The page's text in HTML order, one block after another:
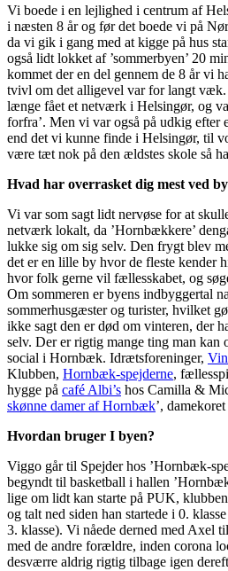
Vi boede i en lejlighed i centrum af
i næsten 8 år og før det boede vi på
da vi gik i gang med at kigge på hus
også lidt lokket af ’sommerbyen’ 20
kommet der en del gennem de 8 år vi
tvivl om det alligevel var for langt
længe fået et netværk i Helsingør, og
forfra’. Men vi var også på udkig efter
end det vi kunne finde i Helsingør, til
være tæt nok på den ældstes skole så
Hvad har overrasket dig mest ved
Vi var som sagt lidt nervøse for at
netværk lokalt, da ’Hornbækkere’
lukke sig om sig selv. Den frygt blev
det er en lille by hvor de fleste kender
hvor folk gerne vil fællesskabet, og
Om sommeren er byens indbyggertal
sommerhusgæster og turister, hvilket
ikke sagt den er død om vinteren, der
selv. Der er rigtig mange ting man kan
social i Hornbæk. Idrætsforeninger,
Klubben, Hornbæk-spejderne,
hygge på café Albi’s hos Camilla &
skønne damer af Hornbæk’,
Hvordan bruger I byen?
Viggo går til Spejder hos ’Hornbæk-
begyndt til basketball i hallen
lige om lidt kan starte på PUK,
og talt ned siden han startede i 0.
3. klasse). Vi nåede derned med Axel
med de andre forældre, inden corona
desværre aldrig rigtig tilbage igen